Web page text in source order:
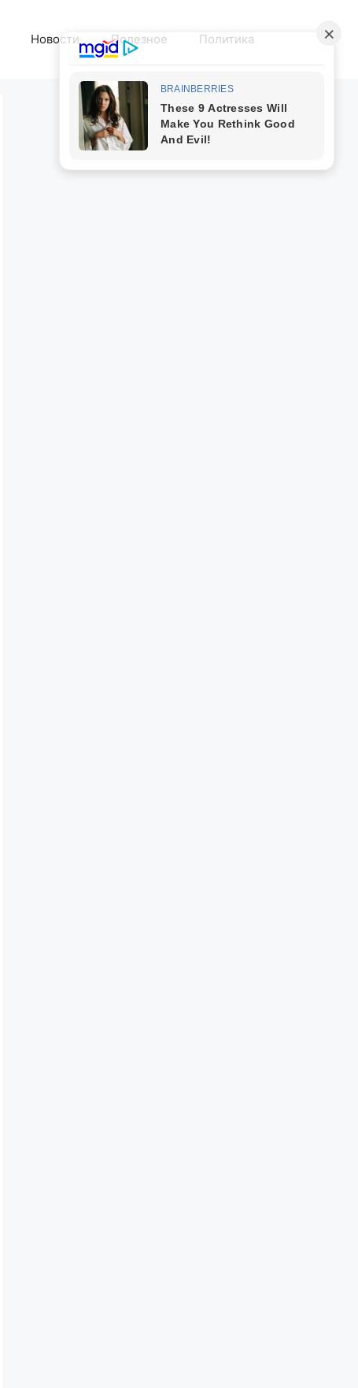
Новости Полезное Политика